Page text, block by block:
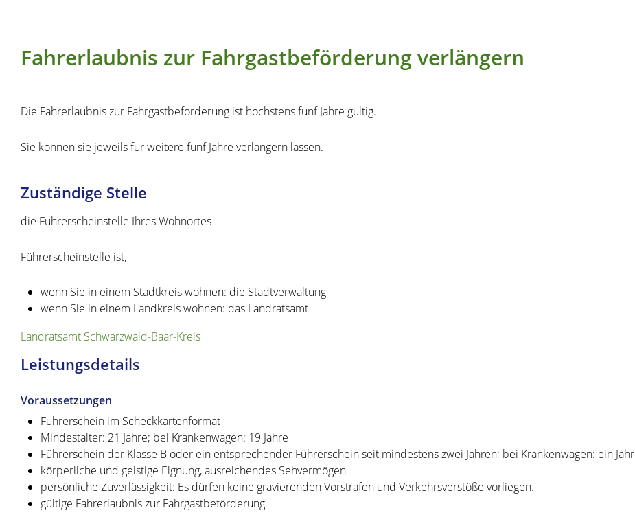
Fahrerlaubnis zur Fahrgastbeförderung verlängern
Die Fahrerlaubnis zur Fahrgastbeförderung ist höchstens fünf Jahre gültig.
Sie können sie jeweils für weitere fünf Jahre verlängern lassen.
Zuständige Stelle
die Führerscheinstelle Ihres Wohnortes
Führerscheinstelle ist,
wenn Sie in einem Stadtkreis wohnen: die Stadtverwaltung
wenn Sie in einem Landkreis wohnen: das Landratsamt
Landratsamt Schwarzwald-Baar-Kreis
Leistungsdetails
Voraussetzungen
Führerschein im Scheckkartenformat
Mindestalter: 21 Jahre; bei Krankenwagen: 19 Jahre
Führerschein der Klasse B oder ein entsprechender Führerschein seit mindestens zwei Jahren; bei Krankenwagen: ein Jahr
körperliche und geistige Eignung, ausreichendes Sehvermögen
persönliche Zuverlässigkeit: Es dürfen keine gravierenden Vorstrafen und Verkehrsverstöße vorliegen.
gültige Fahrerlaubnis zur Fahrgastbeförderung